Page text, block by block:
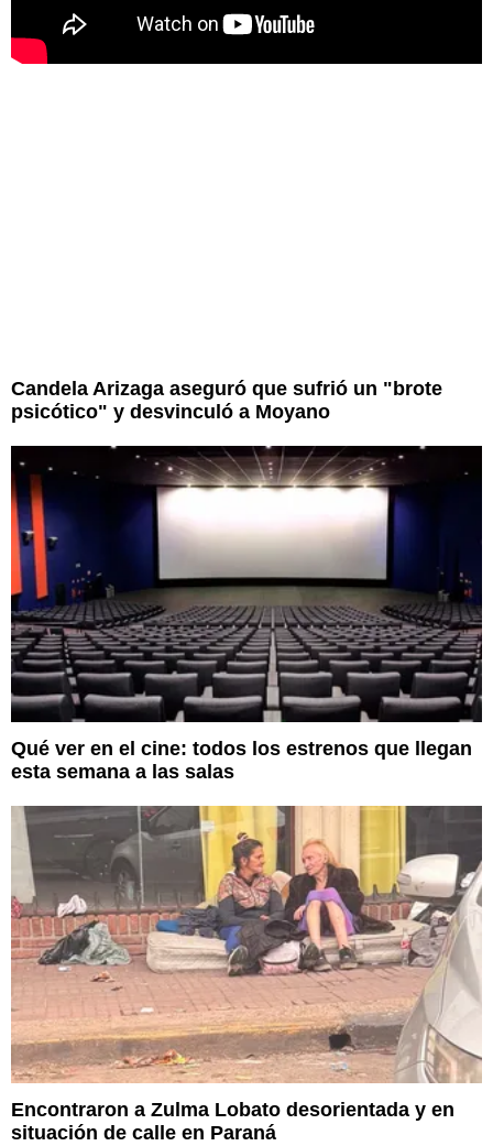
Candela Arizaga aseguró que sufrió un "brote
psicótico" y desvinculó a Moyano
Qué ver en el cine: todos los estrenos que llegan
esta semana a las salas
Encontraron a Zulma Lobato desorientada y en
situación de calle en Paraná